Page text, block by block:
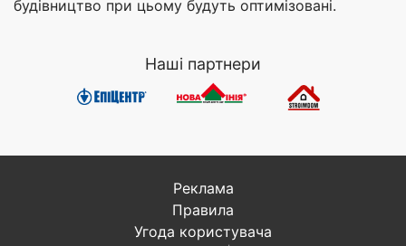
будівництво при цьому будуть оптимізовані.
Наші партнери
Реклама
Правила
Угода користувача